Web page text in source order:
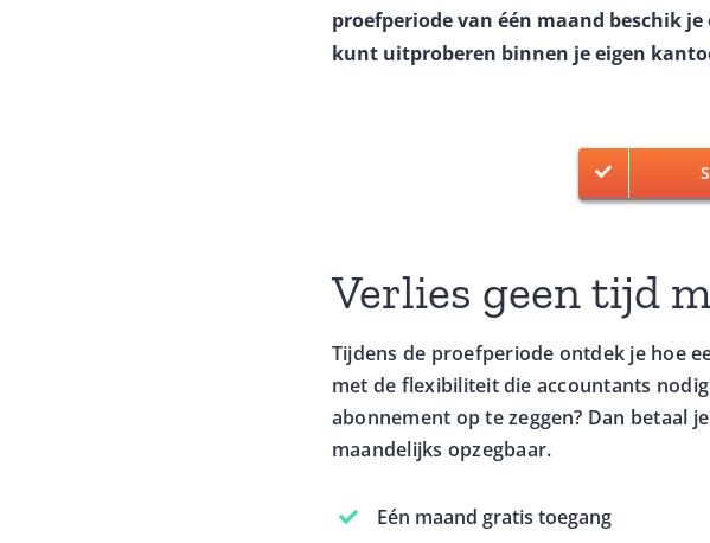
proefperiode van één maand beschik
kunt uitproberen binnen je eigen
Verlies geen tijd
Tijdens de proefperiode ontdek je hoe
met de flexibiliteit die accountants
abonnement op te zeggen? Dan betaal
maandelijks opzegbaar.
Eén maand gratis toegang